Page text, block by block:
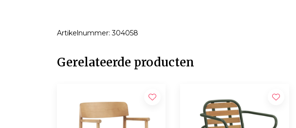
Artikelnummer: 304058
Gerelateerde producten